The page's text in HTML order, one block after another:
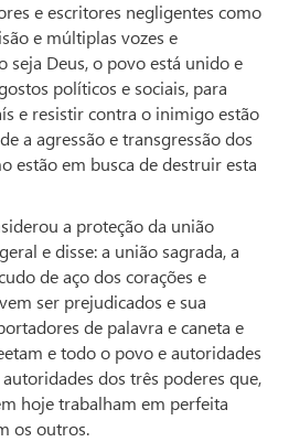
e escritores negligentes como
e múltiplas vozes e
seja Deus, o povo está unido e
políticos e sociais, para
e resistir contra o inimigo estão
a agressão e transgressão dos
estão em busca de destruir esta
a proteção da união
e disse: a união sagrada, a
de aço dos corações e
ser prejudicados e sua
de palavra e caneta e
e todo o povo e autoridades
dos três poderes que,
hoje trabalham em perfeita
os outros.